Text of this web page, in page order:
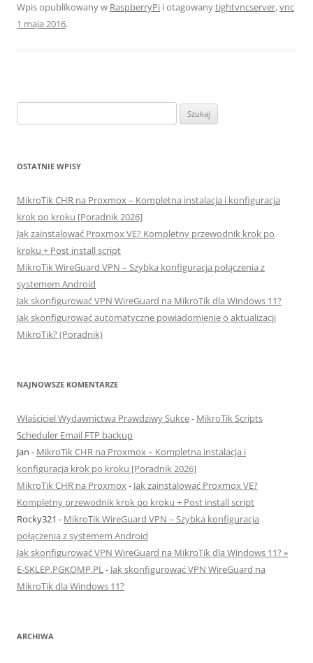
Wpis opublikowany w RaspberryPi i otagowanytightvncserver,vnc
1 maja 2016.
OSTATNIE WPISY
MikroTik CHR na Proxmox – Kompletna instalacja i konfiguracja
krok po kroku [Poradnik 2026]
Jak zainstalować Proxmox VE? Kompletny przewodnik krok po
kroku + Post install script
MikroTik WireGuard VPN – Szybka konfiguracja połączenia z
systemem Android
Jak skonfigurować VPN WireGuard na MikroTik dla Windows 11?
Jak skonfigurować automatyczne powiadomienie o aktualizacji
MikroTik? (Poradnik)
NAJNOWSZE KOMENTARZE
Właściciel Wydawnictwa Prawdziwy Sukce- MikroTik Scripts
Scheduler Email FTP backup
Jan - MikroTik CHR na Proxmox – Kompletna instalacja i
konfiguracja krok po kroku [Poradnik 2026]
MikroTik CHR na Proxmox- Jak zainstalować Proxmox VE?
Kompletny przewodnik krok po kroku + Post install script
Rocky321 - MikroTik WireGuard VPN – Szybka konfiguracja
połączenia z systemem Android
Jak skonfigurować VPN WireGuard na MikroTik dla Windows 11? »
E-SKLEP.PGKOMP.PL- Jak skonfigurować VPN WireGuard na
MikroTik dla Windows 11?
ARCHIWA